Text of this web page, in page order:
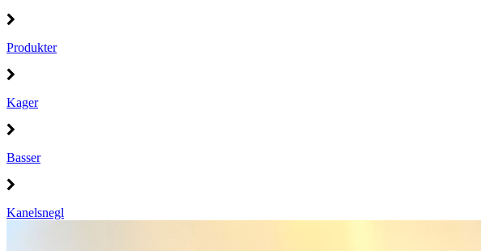
Produkter
Kager
Basser
Kanelsnegl